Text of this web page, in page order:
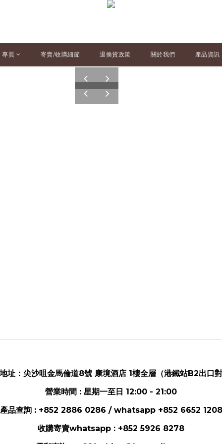
專頁 寄賣/收購細節 退換貨政策 關於我們 產品資訊
pre
v
nex
t
pre
v
nex
t
址： 尖沙咀金馬倫道8號 康境酒店 1樓全層（港鐵站B2出口對
營業時間 : 星期一至日 12:00 - 21:00
產品查詢 : +852 2886 0286 / whatsapp +852 6652 1208
收購寄賣whatsapp : +852 5926 8278